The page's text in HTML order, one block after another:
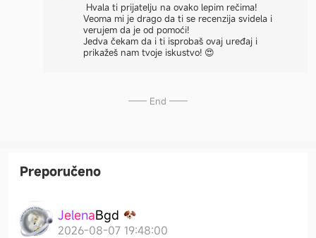
Hvala ti prijatelju na ovako lepim rečima!
Veoma mi je drago da ti se recenzija svidela i
verujem da je od pomoći!
Jedva čekam da i ti isprobaš ovaj uređaj i
prikažeš nam tvoje iskustvo! 😍
—— End ——
Preporučeno
JelenaBgd
2026-08-07 19:48:00